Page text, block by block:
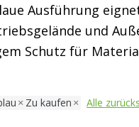
Ausführung
und
Schutz für
Zu kaufen Alle